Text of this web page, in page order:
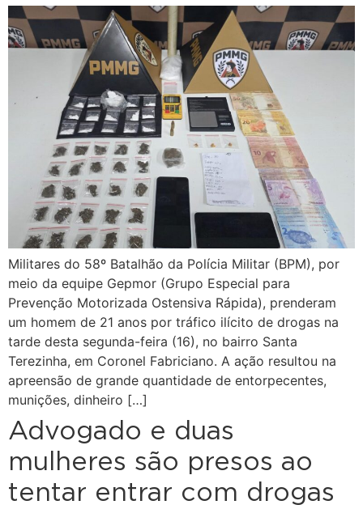
Militares do 58º Batalhão da Polícia Militar (BPM), por
meio da equipe Gepmor (Grupo Especial para
Prevenção Motorizada Ostensiva Rápida), prenderam
um homem de 21 anos por tráfico ilícito de drogas na
tarde desta segunda-feira (16), no bairro Santa
Terezinha, em Coronel Fabriciano. A ação resultou na
apreensão de grande quantidade de entorpecentes,
munições, dinheiro […]
Advogado e duas
mulheres são presos ao
tentar entrar com drogas